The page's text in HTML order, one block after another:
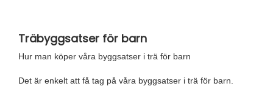
Träbyggsatser för barn
Hur man köper våra byggsatser i trä för barn
Det är enkelt att få tag på våra byggsatser i trä för barn.